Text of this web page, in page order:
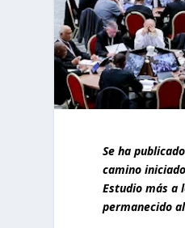
Se ha
camino
Estudio más a
permanecido